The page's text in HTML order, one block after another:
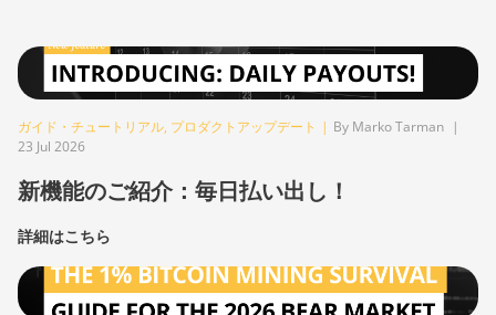
ガイド・チュートリアル, プロダクトアップデート | By Marko Tarman |
23 Jul 2026
新機能のご紹介：毎日払い出し！
詳細はこちら